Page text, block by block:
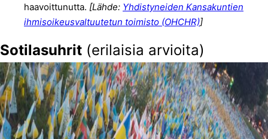
haavoittunutta. [Lähde: Yhdistyneiden Kansakuntien
ihmisoikeusvaltuutetun toimisto (OHCHR)]
Sotilasuhrit (erilaisia arvioita)